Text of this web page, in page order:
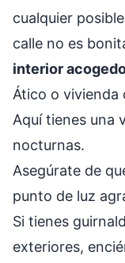
cualquier
calle no es
interior
Ático o vivienda
Aquí tienes una
nocturnas.
Asegúrate de
punto de luz
Si tienes
exteriores,